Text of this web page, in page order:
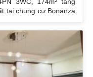
tại chung cư Bonanza
cụ thể như sau:
kế: 4 ngủ 3WC DT:
trẻ trung. Phòng
mới và sử dụng tốt.